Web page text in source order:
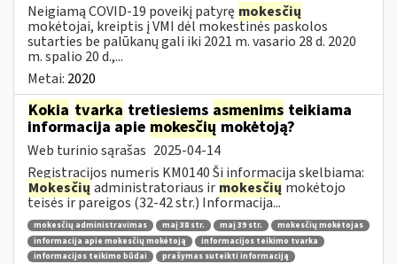
Neigiamą COVID-19 poveikį patyrę mokesčių
mokėtojai, kreiptis į VMI dėl mokestinės paskolos
sutarties be palūkanų gali iki 2021 m. vasario 28 d. 2020
m. spalio 20 d.,...
Metai: 2020
Kokia tvarka tretiesiems asmenims teikiama
informacija apie mokesčiųmokėtoją?
Web turinio sąrašas 2025-04-14
Registracijos numeris KM0140 Ši informacija skelbiama:
Mokesčių administratoriaus ir mokesčių mokėtojo
teisės ir pareigos (32-42 str.) Informacija...
mokesčių administravimas maį 38 str. maį 39 str.
mokesčių mokėtojas
informacija apie mokesčių mokėtoją
informacijos teikimo tvarka
informacijos teikimo būdai
prašymas suteikti informaciją